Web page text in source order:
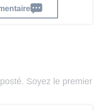
Soyez le premier